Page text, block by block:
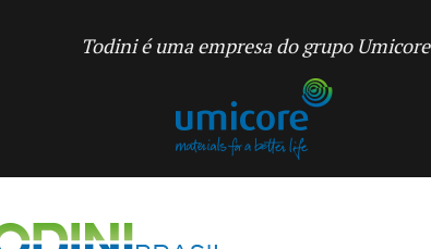
Todini é uma empresa do grupo Umicore